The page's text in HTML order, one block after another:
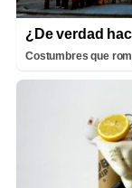
¿De verdad
Costumbres que